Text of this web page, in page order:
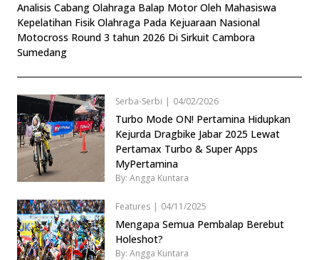
Analisis Cabang Olahraga Balap Motor Oleh Mahasiswa
Kepelatihan Fisik Olahraga Pada Kejuaraan Nasional
Motocross Round 3 tahun 2026 Di Sirkuit Cambora
Sumedang
Serba-Serbi | 04/02/2026
Turbo Mode ON! Pertamina Hidupkan
Kejurda Dragbike Jabar 2025 Lewat
Pertamax Turbo & Super Apps
MyPertamina
By: Angga Kuntara
Features | 04/11/2025
Mengapa Semua Pembalap Berebut
Holeshot?
By: Angga Kuntara